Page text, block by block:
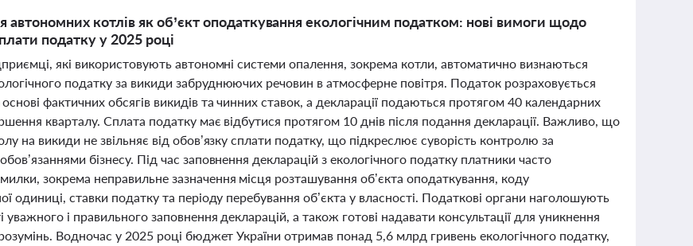
автономних котлів як об’єкт оподаткування екологічним податком: нові вимоги щодо
податку у 2025 році
які використовують автономні системи опалення, зокрема котли, автоматично визнаються
податку за викиди забруднюючих речовин в атмосферне повітря. Податок розраховується
фактичних обсягів викидів та чинних ставок, а декларації подаються протягом 40 календарних
кварталу. Сплата податку має відбутися протягом 10 днів після подання декларації. Важливо, що
на викиди не звільняє від обов’язку сплати податку, що підкреслює суворість контролю за
бізнесу. Під час заповнення декларацій з екологічного податку платники часто
зокрема неправильне зазначення місця розташування об’єкта оподаткування, коду
одиниці, ставки податку та періоду перебування об’єкта у власності. Податкові органи наголошують
уважного і правильного заповнення декларацій, а також готові надавати консультації для уникнення
Водночас у 2025 році бюджет України отримав понад 5,6 млрд гривень екологічного податку,